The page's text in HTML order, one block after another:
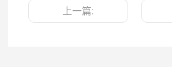
上一篇: